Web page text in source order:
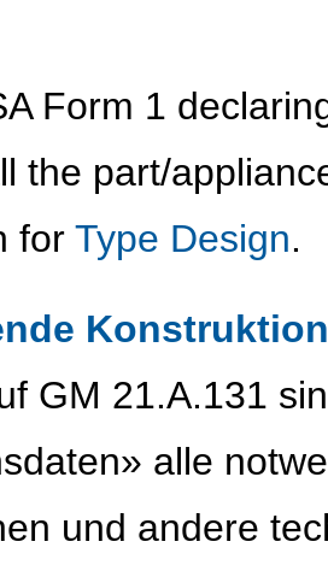
Form 1
the part/
for Type Design.
GM 21.A.131
alle
und andere